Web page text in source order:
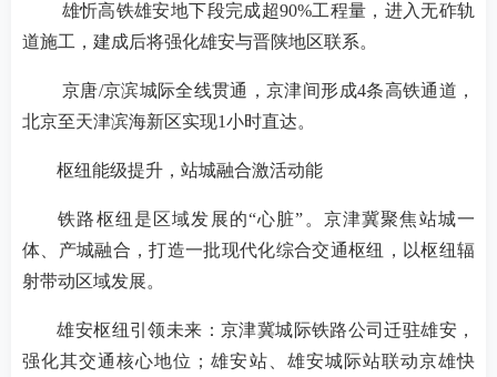
雄忻高铁雄安地下段完成超90%工程量，进入无砟轨
道施工，建成后将强化雄安与晋陕地区联系。
京唐/京滨城际全线贯通，京津间形成4条高铁通道，
北京至天津滨海新区实现1小时直达。
枢纽能级提升，站城融合激活动能
铁路枢纽是区域发展的“心脏”。京津冀聚焦站城一
体、产城融合，打造一批现代化综合交通枢纽，以枢纽辐
射带动区域发展。
雄安枢纽引领未来：京津冀城际铁路公司迁驻雄安，
强化其交通核心地位；雄安站、雄安城际站联动京雄快